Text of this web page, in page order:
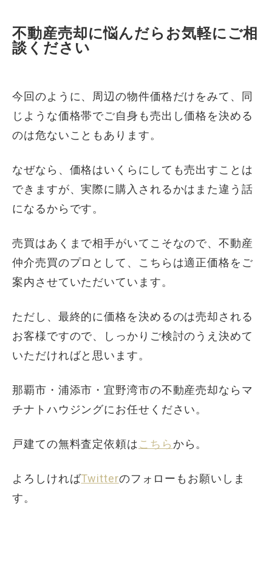
不動産売却に悩んだらお気軽にご相
談ください
今回のように、周辺の物件価格だけをみて、同
じような価格帯でご自身も売出し価格を決める
のは危ないこともあります。
なぜなら、価格はいくらにしても売出すことは
できますが、実際に購入されるかはまた違う話
になるからです。
売買はあくまで相手がいてこそなので、不動産
仲介売買のプロとして、こちらは適正価格をご
案内させていただいています。
ただし、最終的に価格を決めるのは売却される
お客様ですので、しっかりご検討のうえ決めて
いただければと思います。
那覇市・浦添市・宜野湾市の不動産売却ならマ
チナトハウジングにお任せください。
戸建ての無料査定依頼はこちら から。
よろしければTwitterのフォローもお願いしま
す。